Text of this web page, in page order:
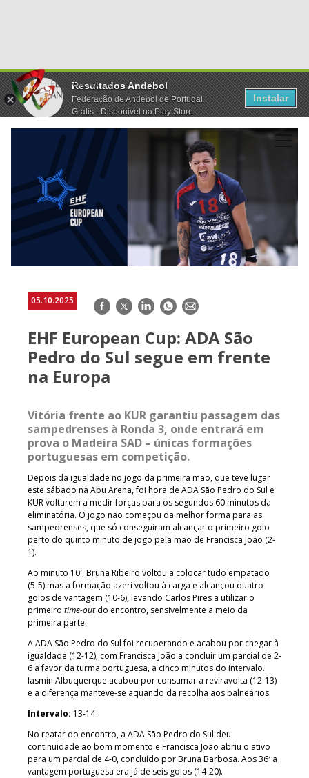
Resultados Andebol
Federação de Andebol de Portugal
Grátis - Disponivel na Play Store
Instalar
05.10.2025 Facebook
TwitterLinkedInWhatsApp
E-
EHF European Cup: ADA São
Pedro do Sul segue em frente
na Europa
Vitória frente ao KUR garantiu passagem das
sampedrenses à Ronda 3, onde entrará em
prova o Madeira SAD – únicas formações
portuguesas em competição.
Depois da igualdade no jogo da primeira mão, que teve lugar
este sábado na Abu Arena, foi hora de ADA São Pedro do Sul e
KUR voltarem a medir forças para os segundos 60 minutos da
eliminatória. O jogo não começou da melhor forma para as
sampedrenses, que só conseguiram alcançar o primeiro golo
perto do quinto minuto de jogo pela mão de Francisca João (2-
1).
Ao minuto 10′, Bruna Ribeiro voltou a colocar tudo empatado
(5-5) mas a formação azeri voltou à carga e alcançou quatro
golos de vantagem (10-6), levando Carlos Pires a utilizar o
primeiro time-outdo encontro, sensivelmente a meio da
primeira parte.
A ADA São Pedro do Sul foi recuperando e acabou por chegar à
igualdade (12-12), com Francisca João a concluir um parcial de 2-
6 a favor da turma portuguesa, a cinco minutos do intervalo.
Iasmin Albuquerque acabou por consumar a reviravolta (12-13)
e a diferença manteve-se aquando da recolha aos balneários.
Intervalo: 13-14
No reatar do encontro, a ADA São Pedro do Sul deu
continuidade ao bom momento e Francisca João abriu o ativo
para um parcial de 4-0, concluído por Bruna Barbosa. Aos 36′ a
vantagem portuguesa era já de seis golos (14-20).